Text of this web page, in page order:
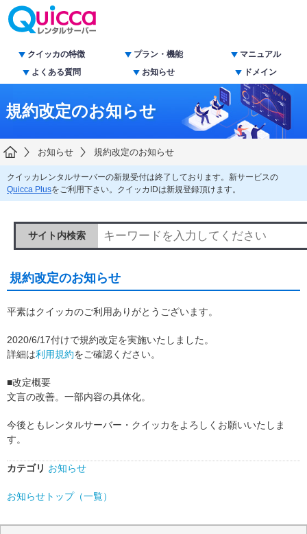
クイッカの特徴 プラン・機能
マニュアル
よくある質問
お知らせ ドメイン
規約改定のお知らせ
お知らせ 規約改定のお知らせ
クイッカレンタルサーバーの新規受付は終了しております。新サービスの
Quicca Plusをご利用下さい。クイッカIDは新規登録頂けます。
サイト内検索
規約改定のお知らせ
平素はクイッカのご利用ありがとうございます。
2020/6/17付けで規約改定を実施いたしました。
詳細は利用規約をご確認ください。
■改定概要
文言の改善。一部内容の具体化。
今後ともレンタルサーバー・クイッカをよろしくお願いいたしま
す。
カテゴリ お知らせ
お知らせトップ（一覧）